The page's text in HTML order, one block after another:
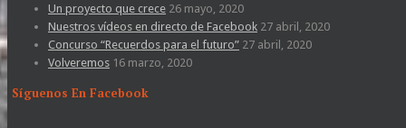
Un proyecto que crece 26 mayo, 2020
Nuestros vídeos en directo de Facebook 27 abril, 2020
Concurso “Recuerdos para el futuro” 27 abril, 2020
Volveremos 16 marzo, 2020
Síguenos En Facebook